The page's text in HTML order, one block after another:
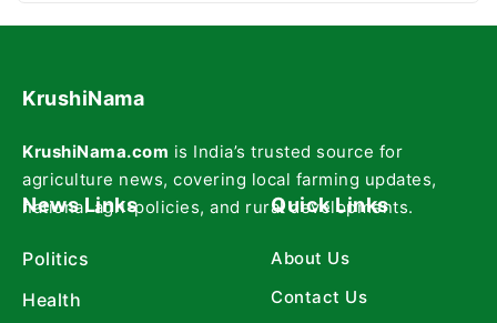
KrushiNama
KrushiNama.com is India’s trusted source for
agriculture news, covering local farming updates,
national agri-policies, and rural developments.
News Links
Politics
Health
Quick Links
About Us
Contact Us